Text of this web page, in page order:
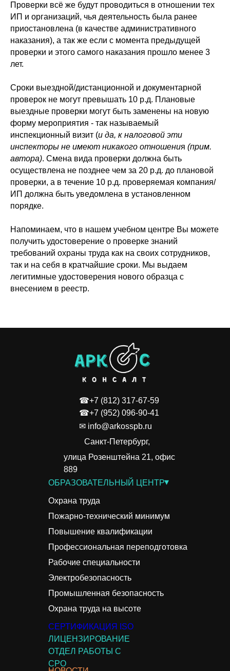
Проверки всё же будут проводиться в отношении тех
ИП и организаций, чья деятельность была ранее
приостановлена (в качестве административного
наказания), а так же если с момента предыдущей
проверки и этого самого наказания прошло менее 3
лет.
Сроки выездной/дистанционной и документарной
проверок не могут превышать 10 р.д. Плановые
выездные проверки могут быть заменены на новую
форму мероприятия - так называемый
инспекционный визит (и да, к налоговой эти
инспекторы не имеют никакого отношения (прим.
автора). Смена вида проверки должна быть
осуществлена не позднее чем за 20 р.д. до плановой
проверки, а в течение 10 р.д. проверяемая компания/
ИП должна быть уведомлена в установленном
порядке.
Напоминаем, что в нашем учебном центре Вы можете
получить удостоверение о проверке знаний
требований охраны труда как на своих сотрудников,
так и на себя в кратчайшие сроки. Мы выдаем
легитимные удостоверения нового образца с
внесением в реестр.
ОБРАЗОВАТЕЛЬНЫЙ ЦЕНТР
Охрана труда
▾
Повышение квалификации
Профессиональная переподготовка
Рабочие специальности
Электробезопасность
Промышленная безопасность
СЕРТИФИКАЦИЯ ISO
ОТДЕЛ РАБОТЫ С
СРО
ЛИЦЕНЗИРОВАНИЕ
☎+7 (812) 317-67-59
☎+7 (952) 096-90-41
✉ info@arkosspb.ru
Санкт-Петербург,
улица Розенштейна 21, офис
889
Пожарно-технический минимум
Охрана труда на высоте